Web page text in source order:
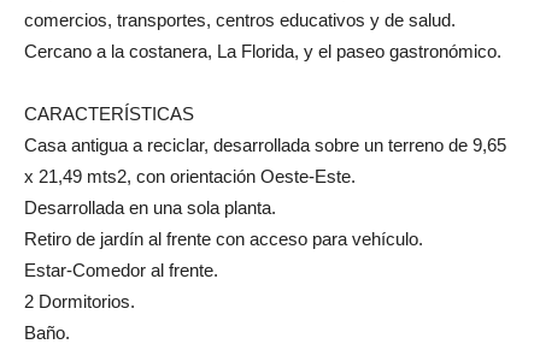
comercios, transportes, centros educativos y de salud.
Cercano a la costanera, La Florida, y el paseo gastronómico.
CARACTERÍSTICAS
Casa antigua a reciclar, desarrollada sobre un terreno de 9,65
x 21,49 mts2, con orientación Oeste-Este.
Desarrollada en una sola planta.
Retiro de jardín al frente con acceso para vehículo.
Estar-Comedor al frente.
2 Dormitorios.
Baño.